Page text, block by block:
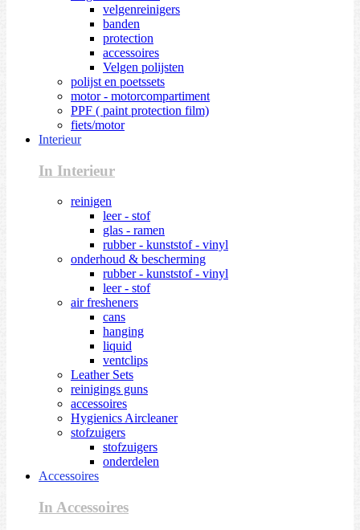
velgenreinigers
banden
protection
accessoires
Velgen polijsten
polijst en poetssets
motor - motorcompartiment
PPF ( paint protection film)
fiets/motor
Interieur
In Interieur
reinigen
leer - stof
glas - ramen
rubber - kunststof - vinyl
onderhoud & bescherming
rubber - kunststof - vinyl
leer - stof
air fresheners
cans
hanging
liquid
ventclips
Leather Sets
reinigings guns
accessoires
Hygienics Aircleaner
stofzuigers
stofzuigers
onderdelen
Accessoires
In Accessoires